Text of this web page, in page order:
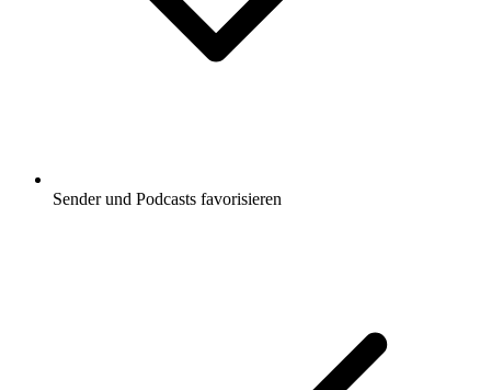
Sender und Podcasts favorisieren